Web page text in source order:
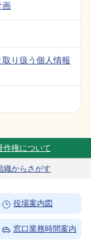
画
り扱う個人情報
作権について
織からさがす
→
役場案内図
→
窓口業務時間案内